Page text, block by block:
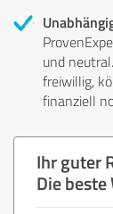
und
freiwillig,
finanziell
Ihr guter
Die